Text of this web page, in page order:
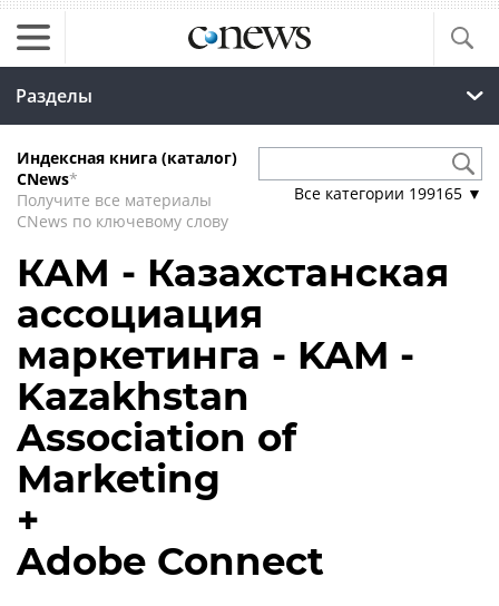
Разделы
Индексная книга (каталог)
CNews*
Получите все материалы
CNews по ключевому слову
Все категории 199165 ▼
КАМ - Казахстанская
ассоциация
маркетинга - KAM -
Kazakhstan
Association of
Marketing
+
Adobe Connect